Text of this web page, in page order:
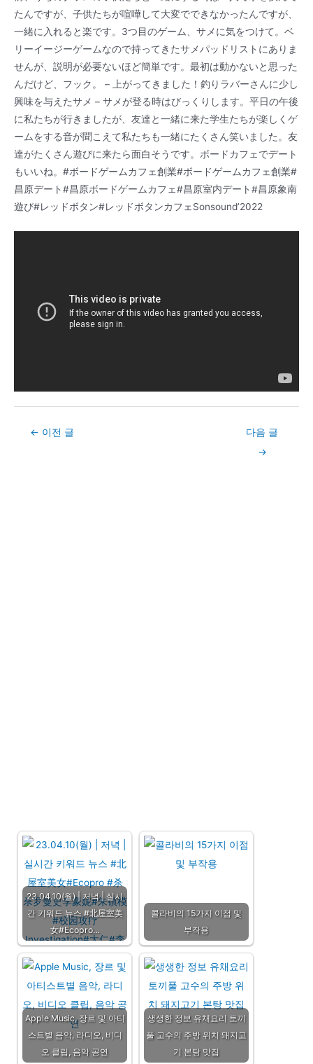
たんですが、子供たちが喧嘩して大変でできなかったんですが、
一緒に入れると楽です。3つ目のゲーム、サメに気をつけて。ベ
リーイージーゲームなので持ってきたサメパッドリストにありま
せんが、説明が必要ないほど簡単です。最初は動かないと思った
んだけど、フック。 – 上がってきました！釣りラバーさんに少し
興味を与えたサメ – サメが登る時はびっくりします。平日の午後
に私たちが行きましたが、友達と一緒に来た学生たちが楽しくゲ
ームをする音が聞こえて私たちも一緒にたくさん笑いました。友
達がたくさん遊びに来たら面白そうです。ボードカフェでデート
もいいね。#ボードゲームカフェ創業#ボードゲームカフェ創業#
昌原デート#昌原ボードゲームカフェ#昌原室内デート#昌原象南
遊び#レッドボタン#レッドボタンカフェSonsound’2022
Post← 이전 글
다음 글
→
23.04.10(월) | 저녁 | 실시
간 키워드 뉴스 #北屋室美
女#Ecopro…
콜라비의 15가지 이점 및
부작용
Apple Music, 장르 및 아티
스트별 음악, 라디오, 비디
오 클립, 음악 공연
생생한 정보 유채요리 토끼
풀 고수의 주방 위치 돼지고
기 본탕 맛집